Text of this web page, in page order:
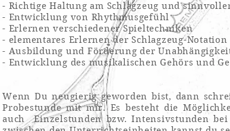
- Richtige Haltung am Schlagzeug und
- Entwicklung von Rhythmusgefühl
- Erlernen verschiedener Spieltechniken
- elementares Erlernen der Schlagzeug-Notation
- Ausbildung und Förderung der
- Entwicklung des musikalischen Gehörs und
Wenn Du neugierig geworden bist, dann
Probestunde mit mir. Es besteht die
auch Einzelstunden bzw. Intensivstunden